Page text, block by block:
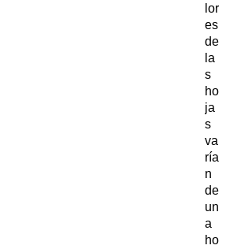
lor
es
de
la
s
ho
ja
s
va
ría
n
de
un
a
ho